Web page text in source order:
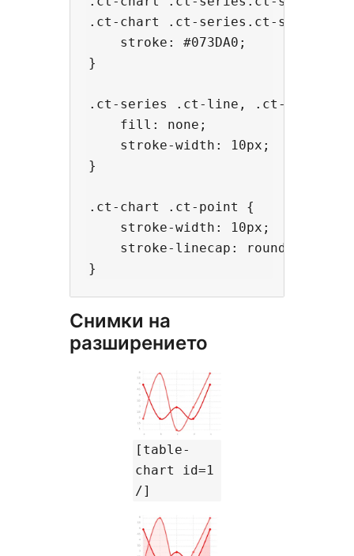
.ct-chart .ct-series.ct-series-a
    stroke: #073DA0;
}
.ct-series .ct-line, .ct-chart
    fill: none;
    stroke-width: 10px;
}
.ct-chart .ct-point {
    stroke-width: 10px;
    stroke-linecap: round;
Снимки на
разширението
[table-
chart id=1
/]